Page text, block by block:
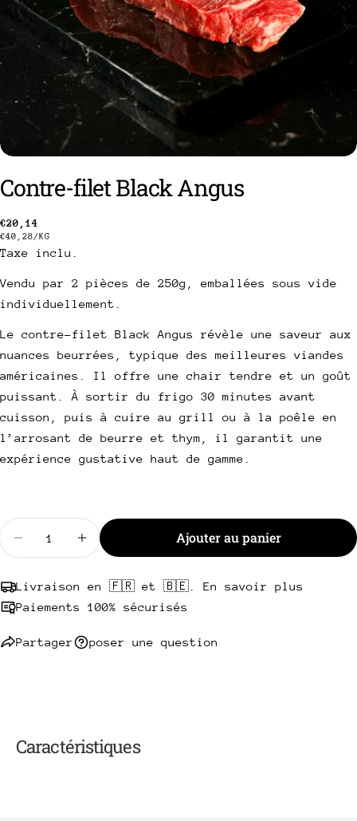
Contre-filet Black Angus
Prix
habituel
€20,14
PRIX
UNITAIRE
€40,28/PAR
KG
Taxe inclu.
Vendu par 2 pièces de 250g, emballées sous vide
individuellement.
Le contre-filet Black Angus révèle une saveur aux
nuances beurrées, typique des meilleures viandes
américaines. Il offre une chair tendre et un goût
puissant. À sortir du frigo 30 minutes avant
cuisson, puis à cuire au grill ou à la poêle en
l’arrosant de beurre et thym, il garantit une
expérience gustative haut de gamme.
Diminuer la quantité pour Contre-filet Black
Augmenter la quantité pour Contre-filet
Ajouter au panier
Livraison en 🇫🇷 et 🇧🇪. En savoir plus
Paiements 100% sécurisés
Partager
Partager ce produit
Partager
Partager
sur
Partager
sur
Épingler
sur
poser une question
Votre
Votre
email
téléphone
message
Envoyer une question
Caractéristiques